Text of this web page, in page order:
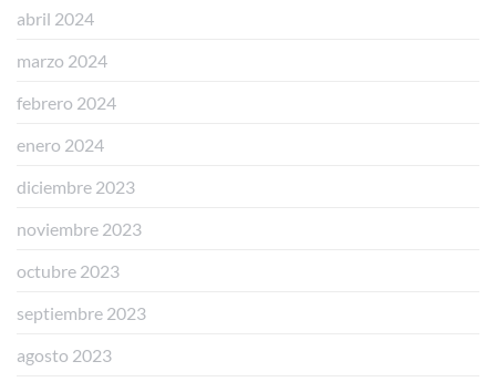
abril 2024
marzo 2024
febrero 2024
enero 2024
diciembre 2023
noviembre 2023
octubre 2023
septiembre 2023
agosto 2023